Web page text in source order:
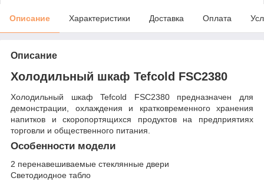
Описание Характеристики Доставка Оплата
Описание
Холодильный шкаф Tefcold FSC2380
Холодильный шкаф Tefcold FSC2380 предназначен для
демонстрации, охлаждения и кратковременного хранения
напитков и скоропортящихся продуктов на предприятиях
торговли и общественного питания.
Особенности модели
2 перенавешиваемые стеклянные двери
Светодиодное табло